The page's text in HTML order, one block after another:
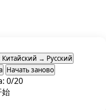
→ Русский
Начать заново
0/20
始